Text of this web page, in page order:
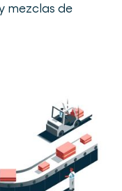
mezclas de